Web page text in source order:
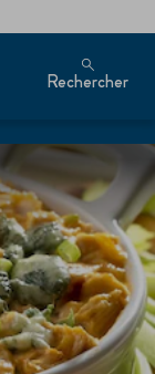
Rechercher